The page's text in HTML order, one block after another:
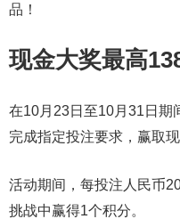
品！
现金大奖最高
在10月23日至10月31日期
完成指定投注要求，赢取
活动期间，每投注人民币
挑战中赢得1个积分。